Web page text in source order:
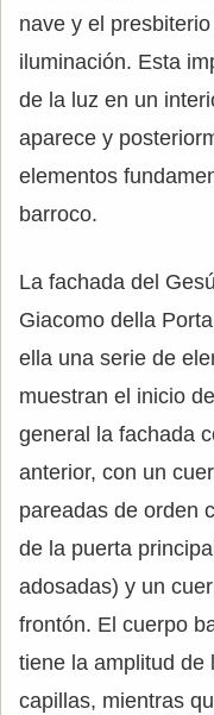
nave y el
iluminación. Esta
de la luz en un
aparece y
elementos
barroco.
La fachada del
Giacomo della
ella una serie de
muestran el inicio
general la fachada
anterior, con un
pareadas de orden
de la puerta
adosadas) y un
frontón. El cuerpo
tiene la amplitud de
capillas, mientras